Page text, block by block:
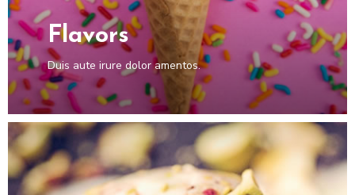
Flavors
Duis aute irure dolor amentos.